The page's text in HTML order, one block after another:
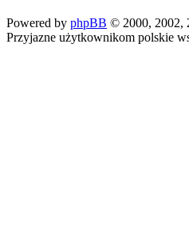
Powered by phpBB © 2000, 2002,
Przyjazne użytkownikom polskie